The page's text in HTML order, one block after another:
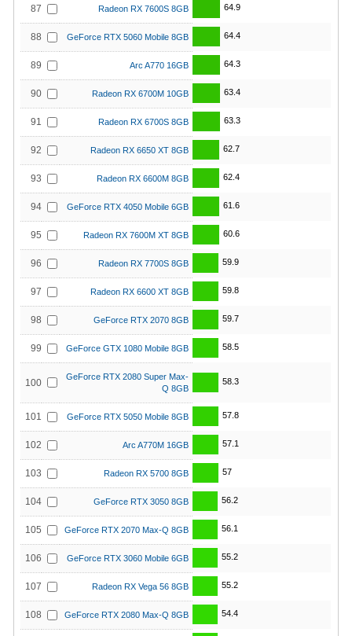
87 Radeon RX 7600S 8GB 64.9
88 GeForce RTX 5060 Mobile 8GB 64.4
89 Arc A770 16GB 64.3
90 Radeon RX 6700M 10GB 63.4
91 Radeon RX 6700S 8GB 63.3
92 Radeon RX 6650 XT 8GB 62.7
93 Radeon RX 6600M 8GB 62.4
94 GeForce RTX 4050 Mobile 6GB 61.6
95 Radeon RX 7600M XT 8GB 60.6
96 Radeon RX 7700S 8GB 59.9
97 Radeon RX 6600 XT 8GB 59.8
98 GeForce RTX 2070 8GB 59.7
99 GeForce GTX 1080 Mobile 8GB 58.5
100
GeForce RTX 2080 Super Max-
Q 8GB
58.3
101 GeForce RTX 5050 Mobile 8GB 57.8
102 Arc A770M 16GB 57.1
103 Radeon RX 5700 8GB 57
104 GeForce RTX 3050 8GB 56.2
105 GeForce RTX 2070 Max-Q 8GB 56.1
106 GeForce RTX 3060 Mobile 6GB 55.2
107 Radeon RX Vega 56 8GB 55.2
108 GeForce RTX 2080 Max-Q 8GB 54.4